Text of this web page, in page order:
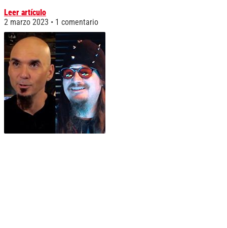
Leer artículo
2 marzo 2023
1 comentario